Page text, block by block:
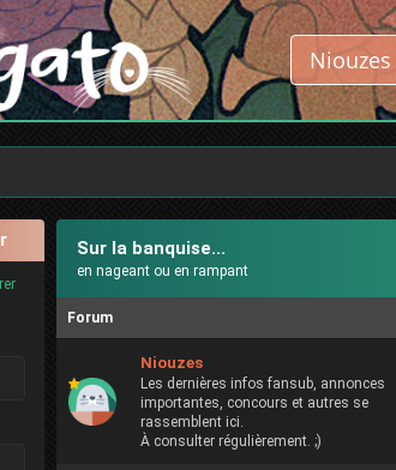
Niouzes
Sur la banquise...
en nageant ou en rampant
Forum
Niouzes
Les dernières infos fansub, annonces
importantes, concours et autres se
rassemblent ici.
À consulter régulièrement. ;)